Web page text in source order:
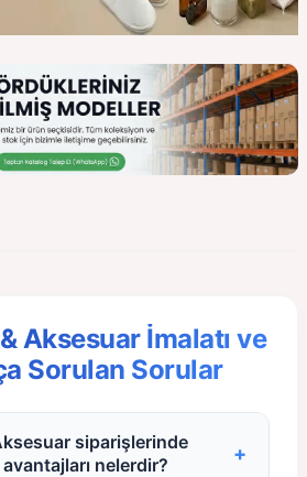
Aksesuar İmalatı ve
Sorulan Sorular
siparişlerinde
nelerdir?
+